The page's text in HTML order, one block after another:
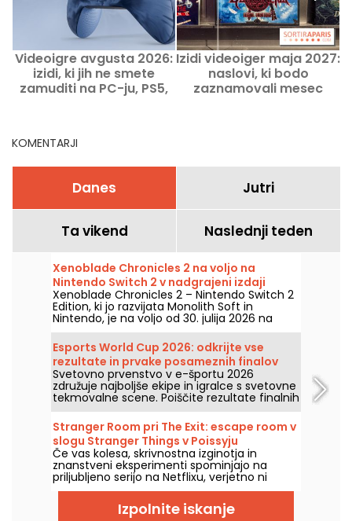
Videoigre avgusta 2026:
izidi, ki jih ne smete
zamuditi na PC-ju, PS5,
Izidi videoiger maja 2027:
naslovi, ki bodo
zaznamovali mesec
KOMENTARJI
Danes Jutri
Ta vikend Naslednji teden
Xenoblade Chronicles 2 na voljo na
Nintendo Switch 2 v nadgrajeni izdaji
Xenoblade Chronicles 2 – Nintendo Switch 2
Edition, ki jo razvijata Monolith Soft in
Nintendo, je na voljo od 30. julija 2026 na
Nintendo Switch 2. Ta nova različica izboljša
zmogljivost RPG-ja in dodaja več ekskluzivnih
vsebin.
Esports World Cup 2026: odkrijte vse
rezultate in prvake posameznih finalov
Svetovno prvenstvo v e-športu 2026
združuje najboljše ekipe in igralce s svetovne
tekmovalne scene. Poiščite rezultate finalnih
tekem, števila točk, zmagovalce
posameznih turnirjev in koledar prihodnjih
dvobojev.
Stranger Room pri The Exit: escape room v
slogu Stranger Things v Poissyju
Če vas kolesa, skrivnostna izginotja in
znanstveni eksperimenti spominjajo na
priljubljeno serijo na Netflixu, verjetno ni
naključje. V Poissyju Stranger Room podjetja
The Exit črpa iz tega sveta in ponuja ekipno
preiskavo, ki jo je treba rešiti skupaj.
Izpolnite iskanje